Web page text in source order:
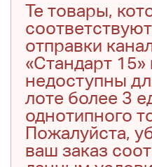
Те товары,
отправки
«Стандарт 15»
недоступны
лоте более 3
однотипного
Пожалуйста,
ваш заказ